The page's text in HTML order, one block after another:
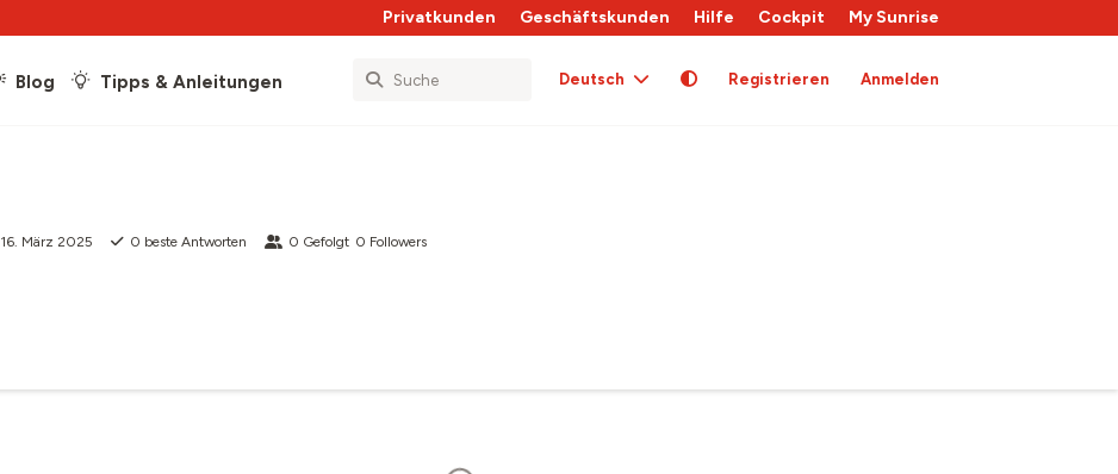
Privatkunden Geschäftskunden Hilfe Cockpit My Sunrise
Blog Tipps & Anleitungen Deutsch Registrieren Anmelden
16. März 2025 0 beste Antworten 0 Gefolgt 0 Followers